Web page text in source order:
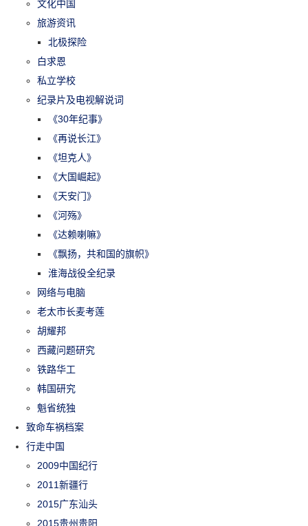
文化中国
旅游资讯
北极探险
白求恩
私立学校
纪录片及电视解说词
《30年纪事》
《再说长江》
《坦克人》
《大国崛起》
《天安门》
《河殇》
《达赖喇嘛》
《飘扬，共和国的旗帜》
淮海战役全纪录
网络与电脑
老太市长麦考莲
胡耀邦
西藏问题研究
铁路华工
韩国研究
魁省统独
致命车祸档案
行走中国
2009中国纪行
2011新疆行
2015广东汕头
2015贵州贵阳